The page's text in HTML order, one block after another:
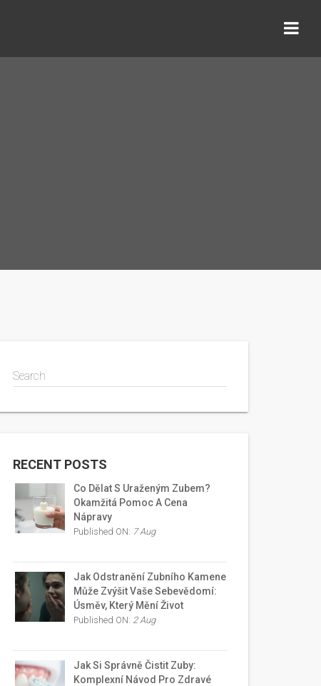
Search
RECENT POSTS
Co Dělat S Uraženým Zubem?
Okamžitá Pomoc A Cena
Nápravy
Published ON: 7 Aug
Jak Odstranění Zubního Kamene
Může Zvýšit Vaše Sebevědomí:
Úsměv, Který Mění Život
Published ON: 2 Aug
Jak Si Správně Čistit Zuby:
Komplexní Návod Pro Zdravé